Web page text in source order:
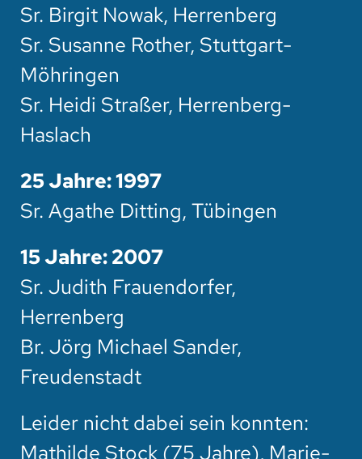
Sr. Birgit Nowak, Herrenberg
Sr. Susanne Rother, Stuttgart-
Möhringen
Sr. Heidi Straßer, Herrenberg-
Haslach
25 Jahre: 1997
Sr. Agathe Ditting, Tübingen
15 Jahre: 2007
Sr. Judith Frauendorfer,
Herrenberg
Br. Jörg Michael Sander,
Freudenstadt
Leider nicht dabei sein konnten:
Mathilde Stock (75 Jahre), Marie-